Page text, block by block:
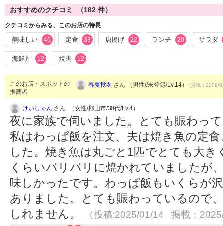
おすすめのクチコミ （162 件）
クチコミからみる、このお店の特長
美味しい 45 定食 33 唐揚げ 22 ランチ 20 サラダ
海鮮丼 12 焼肉 12
このお店・スポットの
推薦者
春夏秋冬 さん （男性//未登録/Lv.14） (投稿：2009/
けいしゃん さん （女性/郡山市/30代/Lv.4）
夜に家族で伺いました。とても賑わっ
私はわっぱ飯を注文、夫は焼き魚の定
した。焼き魚は丸ごと1匹でとても大
くらいパリパリに焼かれていましたが
味しかったです。わっぱ飯もいくらが
ありました。とても賑わっているので
しれません。
（投稿:2025/01/14 掲載：